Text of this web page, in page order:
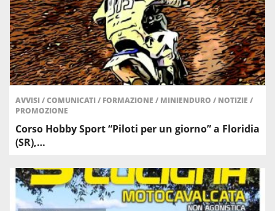
AVVISI/COMUNICATI/ FORMAZIONE / MINIENDURO / NOTIZIE /
PROMOZIONE
Corso Hobby Sport “Piloti per un giorno” a Floridia
(SR),…